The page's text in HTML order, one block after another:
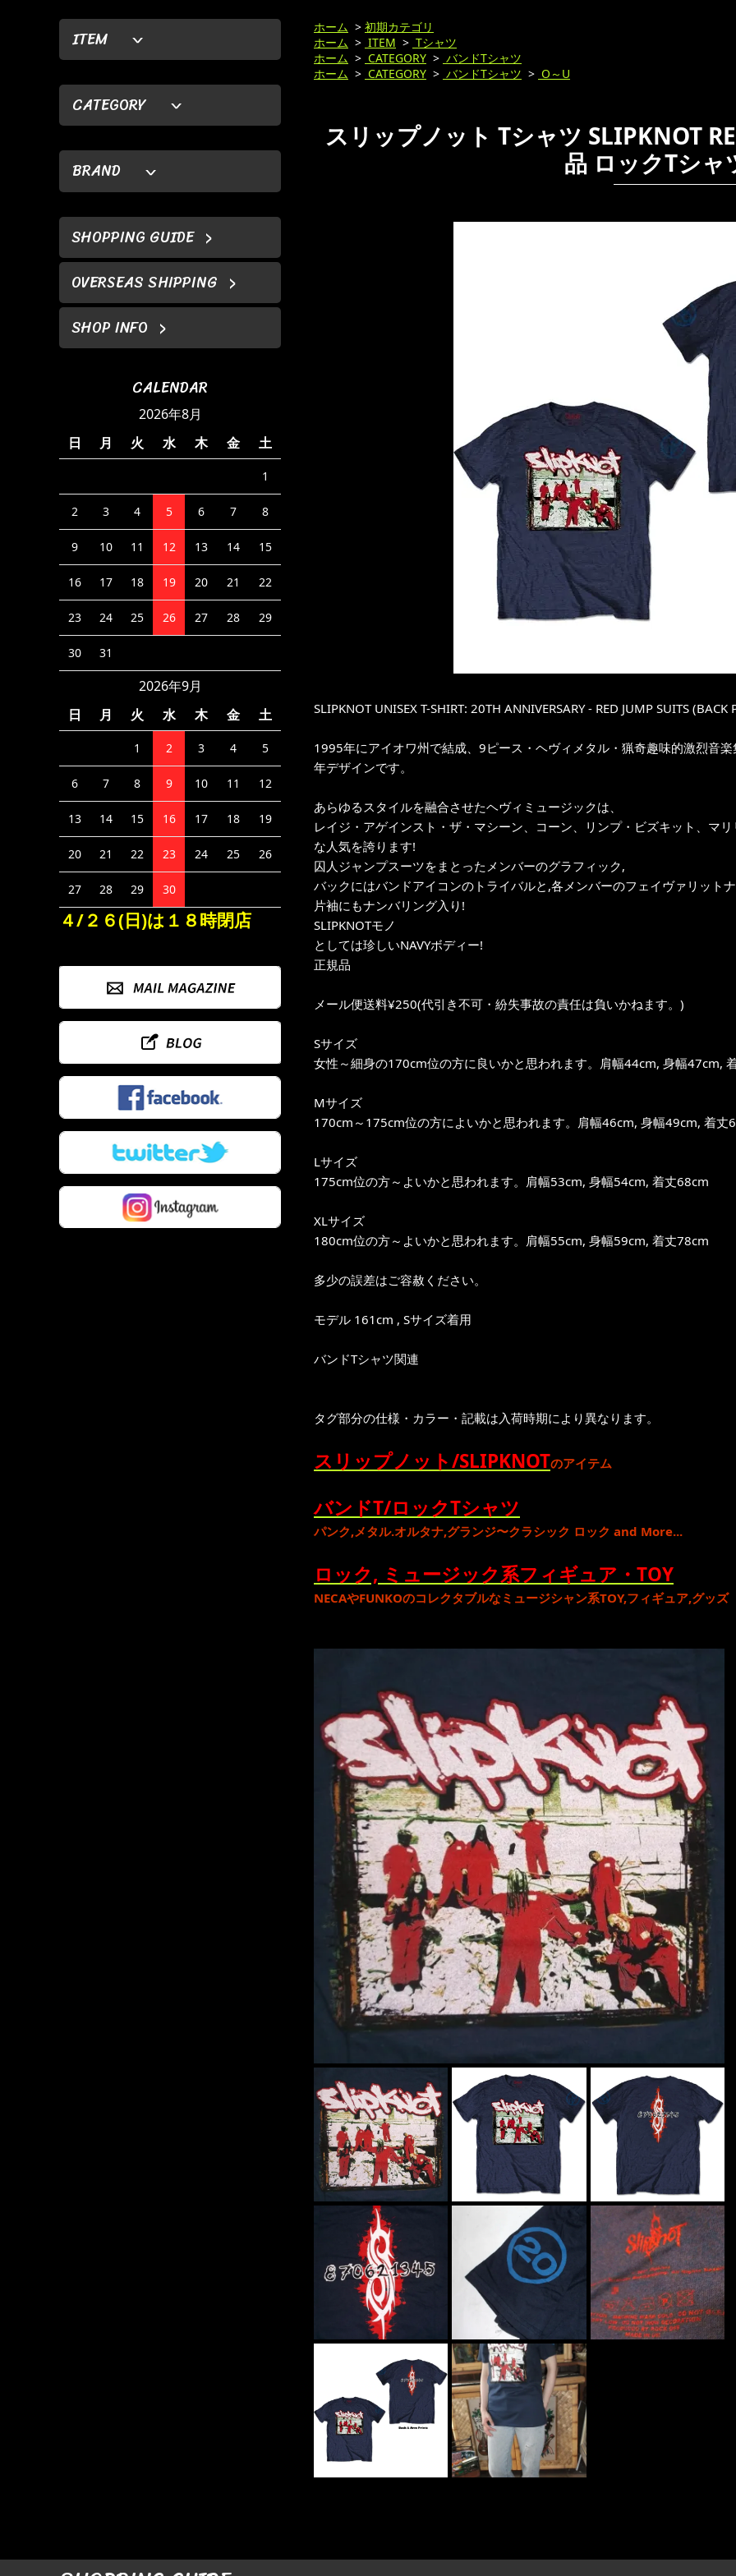
ITEM
CATEGORY
BRAND
SHOPPING GUIDE
OVERSEAS SHIPPING
SHOP INFO
CALENDAR
2026年8月
日
月 火 水 木 金 土
1
2 3 4 5 6 7 8
9 10 11 12 13 14 15
16 17 18 19 20 21 22
23 24 25 26 27 28 29
30 31
2026年9月
日
月 火 水 木 金 土
1 2 3 4 5
6 7 8 9 10 11 12
13 14 15 16 17 18 19
20 21 22 23 24 25 26
27 28 29 30
４/２６(日)は１８時閉店
ホーム > 初期カテゴリ
ホーム > ITEM > Tシャツ
ホーム > CATEGORY > バンドTシャツ
ホーム > CATEGORY > バンドTシャツ > O～U
スリップノット Tシャツ SLIPKNOT
品 ロックTシャ
SLIPKNOT UNISEX T-SHIRT: 20TH ANNIVERSARY - RED JUMP SUITS
1995年にアイオワ州で結成、9ピース・ヘヴィメタル・猟奇趣味的激烈音
年デザインです。
あらゆるスタイルを融合させたヘヴィミュージックは、
レイジ・アゲインスト・ザ・マシーン、コーン、リンプ・ビズキット、マ
な人気を誇ります!
囚人ジャンプスーツをまとったメンバーのグラフィック,
バックにはバンドアイコンのトライバルと,各メンバーのフェイヴァリット
片袖にもナンバリング入り!
SLIPKNOTモノ
としては珍しいNAVYボディー!
正規品
メール便送料¥250(代引き不可・紛失事故の責任は負いかねます。)
Sサイズ
女性～細身の170cm位の方に良いかと思われます。肩幅44cm, 身幅47cm,
Mサイズ
170cm～175cm位の方によいかと思われます。肩幅46cm, 身幅49cm, 着丈
Lサイズ
175cm位の方～よいかと思われます。肩幅53cm, 身幅54cm, 着丈68cm
XLサイズ
180cm位の方～よいかと思われます。肩幅55cm, 身幅59cm, 着丈78cm
多少の誤差はご容赦ください。
モデル 161cm , Sサイズ着用
バンドTシャツ関連
タグ部分の仕様・カラー・記載は入荷時期により異なります。
スリップノット/SLIPKNOTのアイテム
バンドT/ロックTシャツ
パンク,メタル.オルタナ,グランジ〜クラシック ロック and More...
ロック, ミュージック系フィギュア・TOY
NECAやFUNKOのコレクタブルなミュージシャン系TOY,フィギュア,グッズ